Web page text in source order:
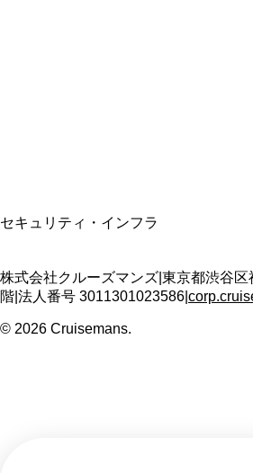
セキュリティ・インフラ
株式会社クルーズマンズ 東京都渋谷区
階 法人番号 3011301023586
© 2026 Cruisemans.